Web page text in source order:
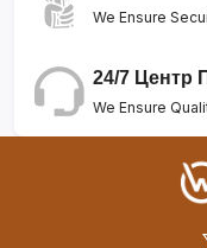
We Ensure
24/7 Центр
We Ensure